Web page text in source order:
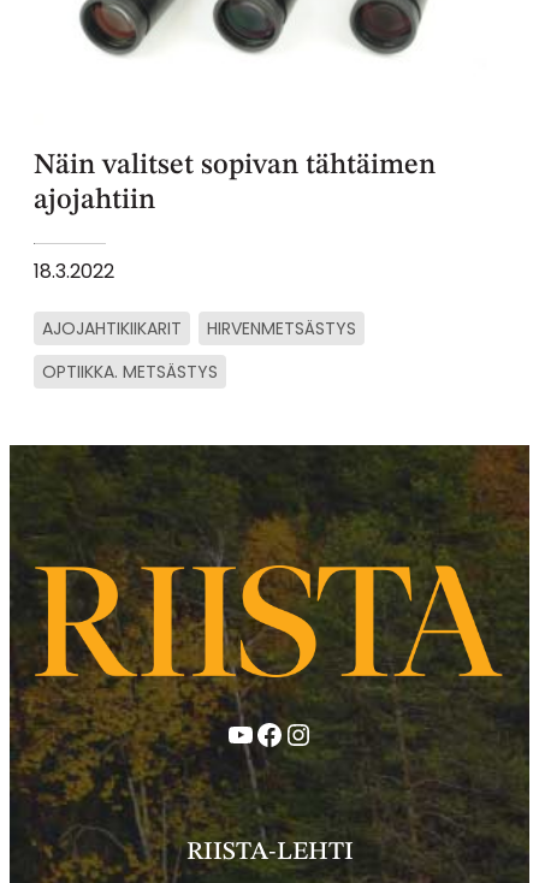
Näin valitset sopivan tähtäimen
ajojahtiin
18.3.2022
AJOJAHTIKIIKARIT
HIRVENMETSÄSTYS
OPTIIKKA. METSÄSTYS
YouTube
Facebook
Instagram
RIISTA-LEHTI